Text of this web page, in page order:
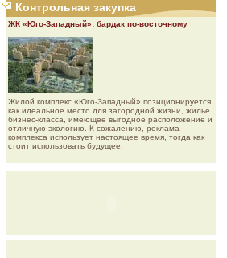
Контрольная закупка
ЖК «Юго-Западный»: бардак по-восточному
Жилой комплекс «Юго-Западный» позиционируется
как идеальное место для загородной жизни, жилье
бизнес-класса, имеющее выгодное расположение и
отличную экологию. К сожалению, реклама
комплекса использует настоящее время, тогда как
стоит использовать будущее.